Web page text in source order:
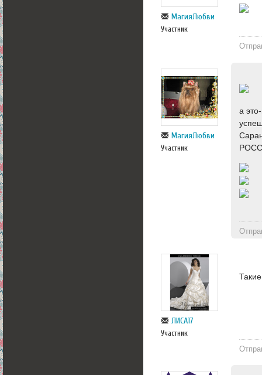
МагияЛюбви
Участник
МагияЛюбви
Участник
а
ЛИСА17
Участник